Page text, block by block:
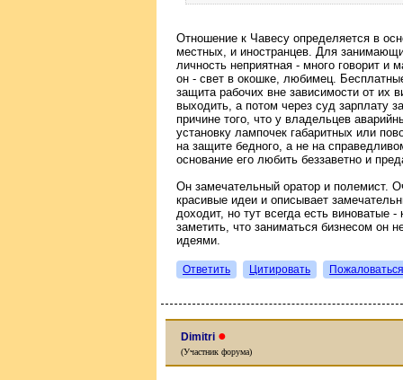
Отношение к Чавесу определяется в
местных, и иностранцев. Для
личность неприятная - много говорит
он - свет в окошке, любимец.
защита рабочих вне зависимости от их
выходить, а потом через суд зарплату
причине того, что у владельцев
установку лампочек габаритных или
на защите бедного, а не на
основание его любить беззаветно и
Он замечательный оратор и полемист.
красивые идеи и описывает
доходит, но тут всегда есть виноватые
заметить, что заниматься бизнесом он
идеями.
Ответить Цитировать Пожаловаться
Dimitri ●
(Участник форума)